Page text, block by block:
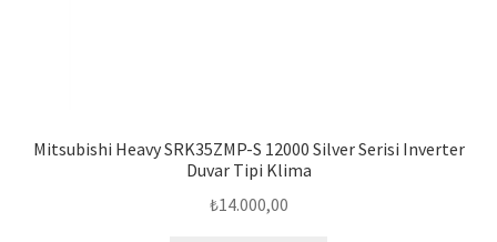
Mitsubishi Heavy SRK35ZMP-S 12000 Silver Serisi Inverter
Duvar Tipi Klima
₺14.000,00